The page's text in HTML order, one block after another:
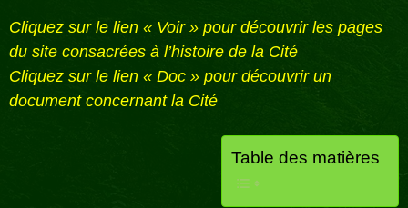
Cliquez sur le lien « Voir » pour découvrir les pages
du site consacrées à l’histoire de la Cité
Cliquez sur le lien « Doc » pour découvrir un
document concernant la Cité
Table des matières